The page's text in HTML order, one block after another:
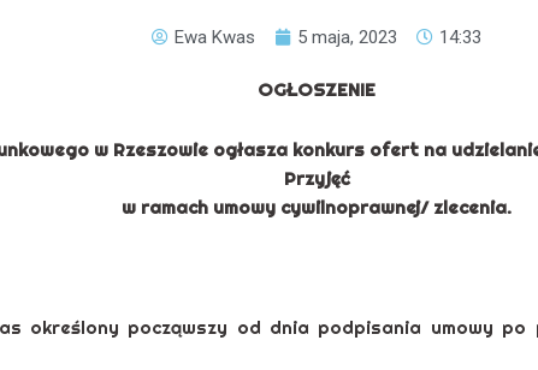
Ewa Kwas 5 maja, 2023 14:33
OGŁOSZENIE
w Rzeszowie ogłasza konkurs ofert na
Przyjęć
w ramach umowy cywilnoprawnej/ zlecenia.
określony począwszy od dnia podpisania umowy po